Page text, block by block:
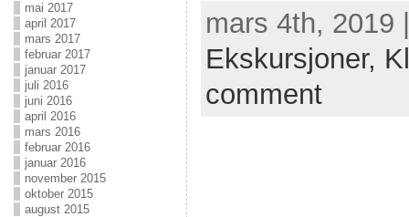
mai 2017
april 2017
mars 2017
februar 2017
januar 2017
juli 2016
juni 2016
april 2016
mars 2016
februar 2016
januar 2016
november 2015
oktober 2015
august 2015
mars 4th, 2019
Ekskursjoner,
comment